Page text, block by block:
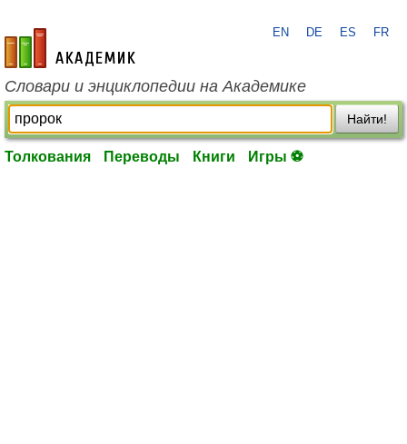
academic.ru
EN DE ES FR
Словари и энциклопедии на Академике
Найти!
Толкования Переводы Книги Игры ⚽